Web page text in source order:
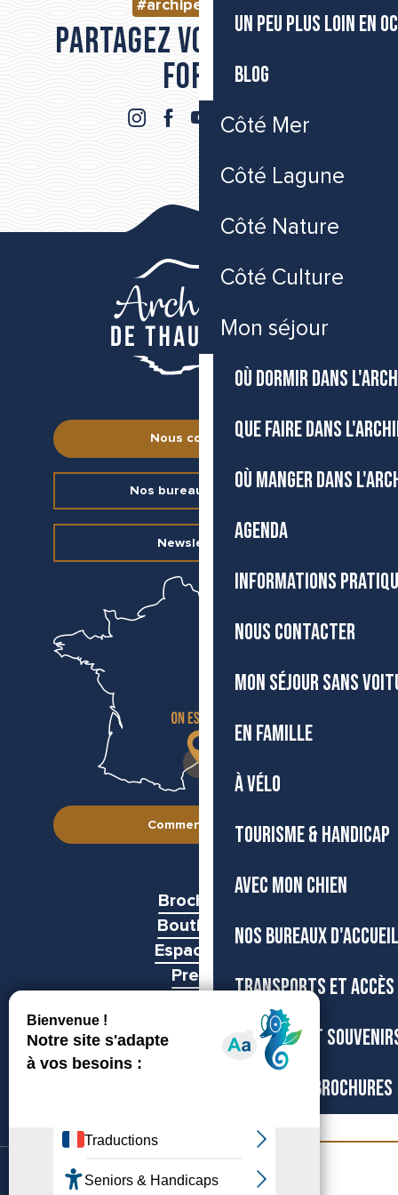
UN PEU PLUS LOIN EN
BLOG
Côté Mer
Côté Lagune
Côté Nature
Côté Culture
Mon séjour
OÙ DORMIR DANS
QUE FAIRE DANS
OÙ MANGER DANS
AGENDA
INFORMATIONS
NOUS CONTACTER
MON SÉJOUR SANS
EN FAMILLE
À VÉLO
TOURISME & HANDICAP
AVEC MON CHIEN
NOS BUREAUX D'ACCUEIL
TRANSPORTS ET ACCÈS
BOUTIQUE ET
CARTES ET BROCHURES
#archipeldethau
Partagez vos moments
forts
Nous contacter
Nos bureaux d’accueil
Newsletter
Comment venir ?
Brochures
Boutiques
Espace pro
Presse